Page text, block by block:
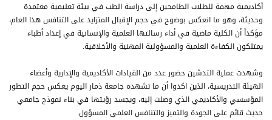
أكاديمية مهمة للطلاب الطامحين إلى دراسة الطب في بيئة تعليمية معتمدة
وحديثة، وهو ما انعكس بوضوح في حجم الإقبال المتزايد على التنافس هذا العام،
مؤكداً أن الكلية ماضية في أداء رسالتها العلمية والإنسانية في إعداد أطباء
يمتلكون الكفاءة العلمية والمسؤولية المهنية والأخلاقية.
وشهدت عملية التدشين حضور عدد من القيادات الأكاديمية والإدارية وأعضاء
الهيئة التدريسية، الذين اكدوا أن ما تشهده جامعة ذمار اليوم يعكس حجم التطور
المؤسسي والأكاديمي الذي وصلت إليه، ويجسد رؤيتها في بناء نموذج جامعي
حديث قائم على الجودة والتميز والتنافس العلمي المسؤول.